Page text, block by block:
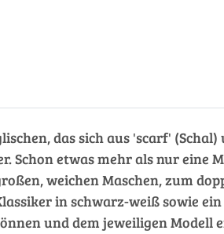
das sich aus 'scarf'
Schon etwas mehr als nur eine
weichen Maschen, zum
in schwarz-weiß sowie
und dem jeweiligen Modell